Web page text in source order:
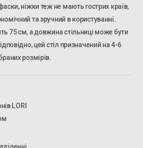
ніжки теж не мають гострих країв,
та зручний в користуванні.
75 см, а довжина стільниці може бути
цей стіл призначений на 4-6
розмірів.
LORI
ТА ІМ’Я *